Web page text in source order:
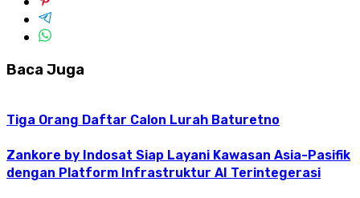
Baca Juga
Tiga Orang Daftar Calon Lurah Baturetno
Zankore by Indosat Siap Layani Kawasan Asia-Pasifik
dengan Platform Infrastruktur AI Terintegerasi